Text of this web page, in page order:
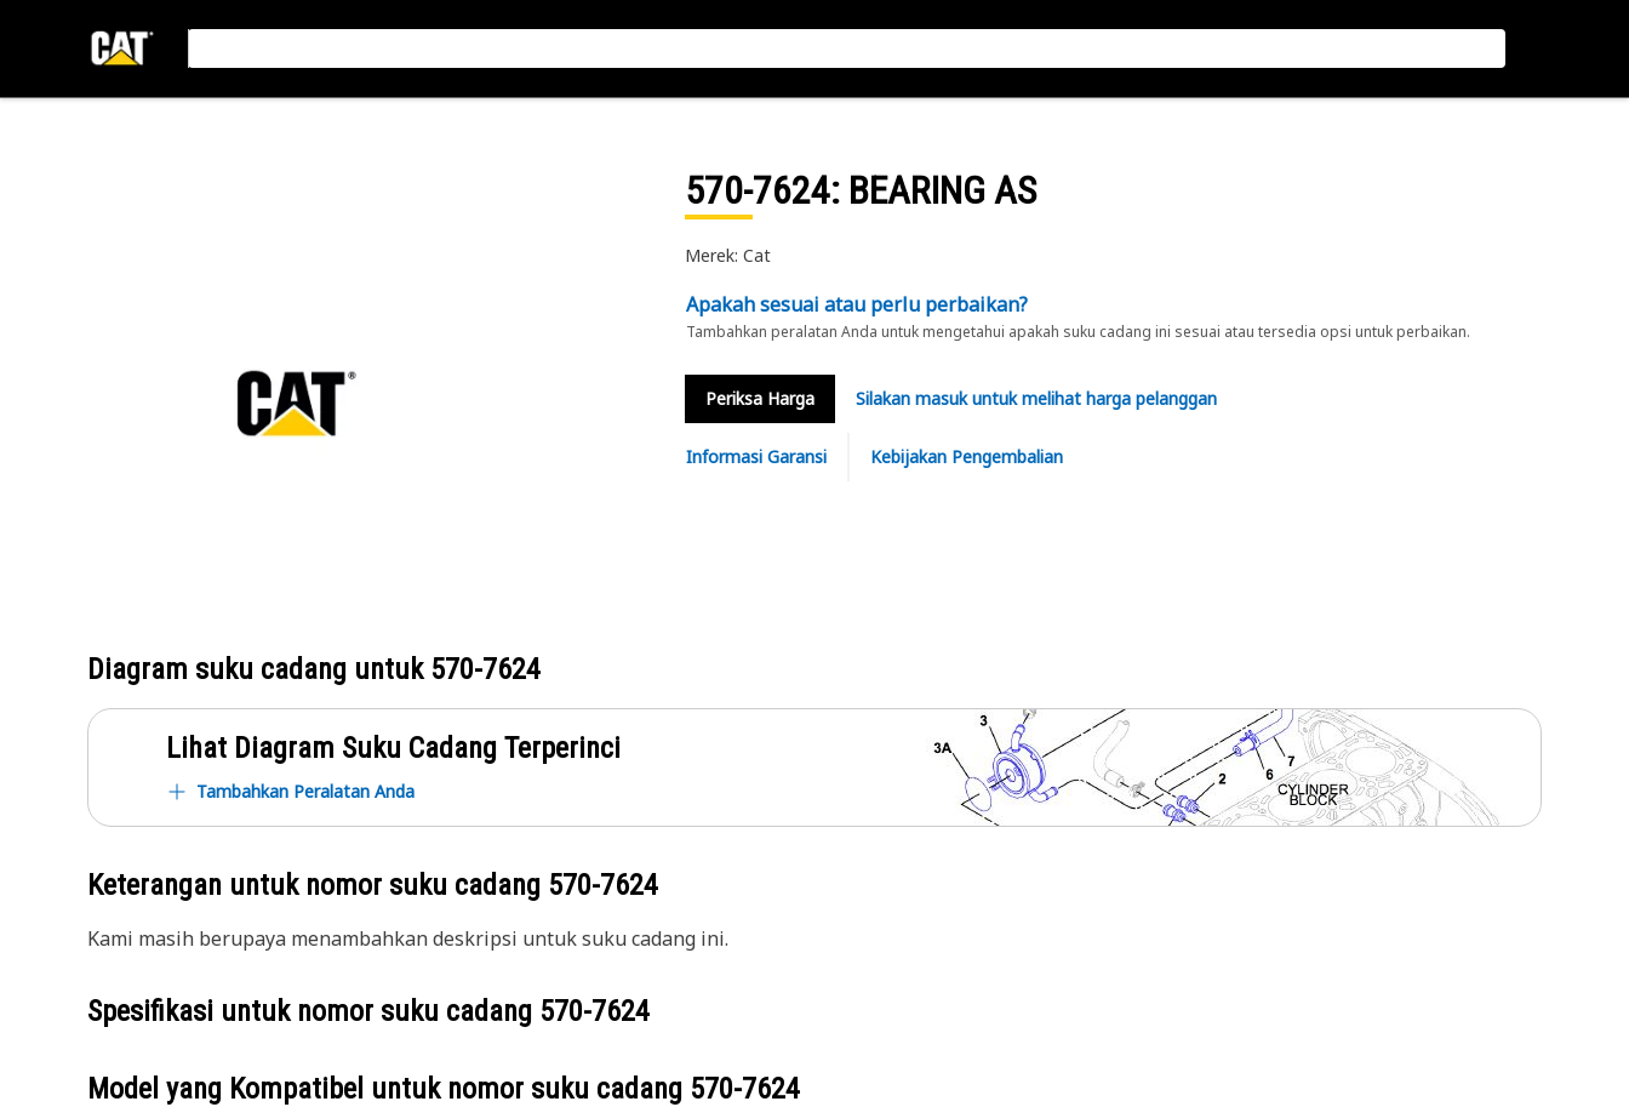
570-7624: BEARING AS
Merek: Cat
Apakah sesuai atau perlu perbaikan?
Tambahkan peralatan Anda untuk mengetahui apakah suku cadang ini sesuai atau tersedia opsi untuk perbaikan.
Periksa Harga Silakan masuk untuk melihat harga pelanggan
Informasi Garansi Kebijakan Pengembalian
Diagram suku cadang untuk 570-7624
Lihat Diagram Suku Cadang Terperinci
Tambahkan Peralatan Anda
Keterangan untuk nomor suku cadang 570-7624
Kami masih berupaya menambahkan deskripsi untuk suku cadang ini.
Spesifikasi untuk nomor suku cadang 570-7624
Model yang Kompatibel untuk nomor suku cadang 570-7624